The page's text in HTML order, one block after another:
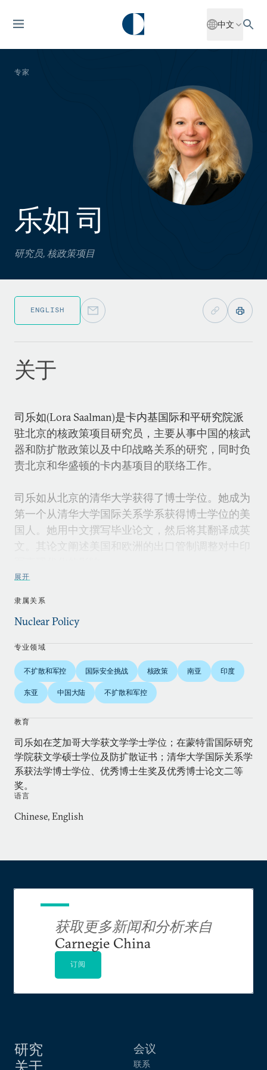
中文
专家
乐如 司
研究员, 核政策项目
ENGLISH
关于
司乐如(Lora Saalman)是卡内基国际和平研究院派
驻北京的核政策项目研究员，主要从事中国的核武
器和防扩散政策以及中印战略关系的研究，同时负
责北京和华盛顿的卡内基项目的联络工作。
司乐如从北京的清华大学获得了博士学位。她成为
第一个从清华大学国际关系学系获得博士学位的美
国人。她用中文撰写毕业论文，然后将其翻译成英
文。其论文阐述美国和欧洲的出口管制调整对中印
司乐如于2010年4月加盟卡内基国际和平基金会。
基金会和詹姆斯• 马丁防扩散研究中心工作，并作
为研究员参与威斯康星核军备控制研究项目。此
外，她是蒙特雷国际研究学院东亚中心和不扩散研
究中心的研究生研究助理，并由此获得可在国际原
子能机构安全保障信息技术部工作一年的奖学金。
司乐如在《当代亚太》、《南亚研究》、《国际展
望》等同行评审期刊上发表了若干篇中文文章，内
容涉及中印能源外交、中国对美印核交易的反应，
以及中印两国在美国的游说活动。此外，她还在蒙
特雷国际研究学院不扩散研究中心不定期出版的论
文集、会议报告以及核威胁倡议组织和詹姆斯• 马
丁防扩散研究中心的简报上发表过多篇英文文章，
展开
隶属关系
Nuclear Policy
专业领域
不扩散和军控 国际安全挑战 核政策 南亚 印度
东亚 中国大陆 不扩散和军控
教育
司乐如在芝加哥大学获文学学士学位；在蒙特雷国际研究
学院获文学硕士学位及防扩散证书；清华大学国际关系学
系获法学博士学位、优秀博士生奖及优秀博士论文二等
奖。
语言
Chinese, English
研究
关于
会议
联系
获取更多新闻和分析来自
Carnegie China
订阅